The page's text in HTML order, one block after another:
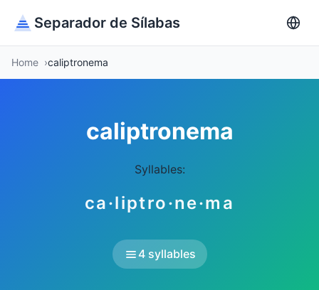
Separador de Sílabas
Home caliptronema
caliptronema
Syllables:
ca·liptro·ne·ma
4 syllables